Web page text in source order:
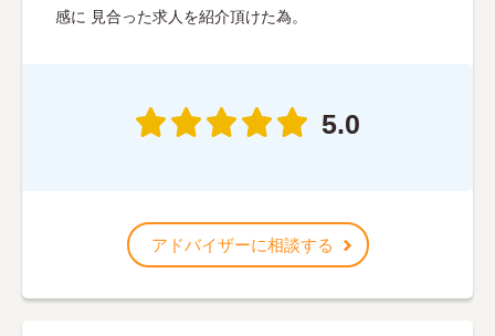
感に 見合った求人を紹介頂けた為。
5.0
アドバイザーに相談する